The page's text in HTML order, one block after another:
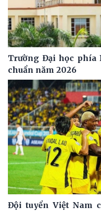
Trường Đại học phía
chuẩn năm 2026
Đội tuyển Việt Nam